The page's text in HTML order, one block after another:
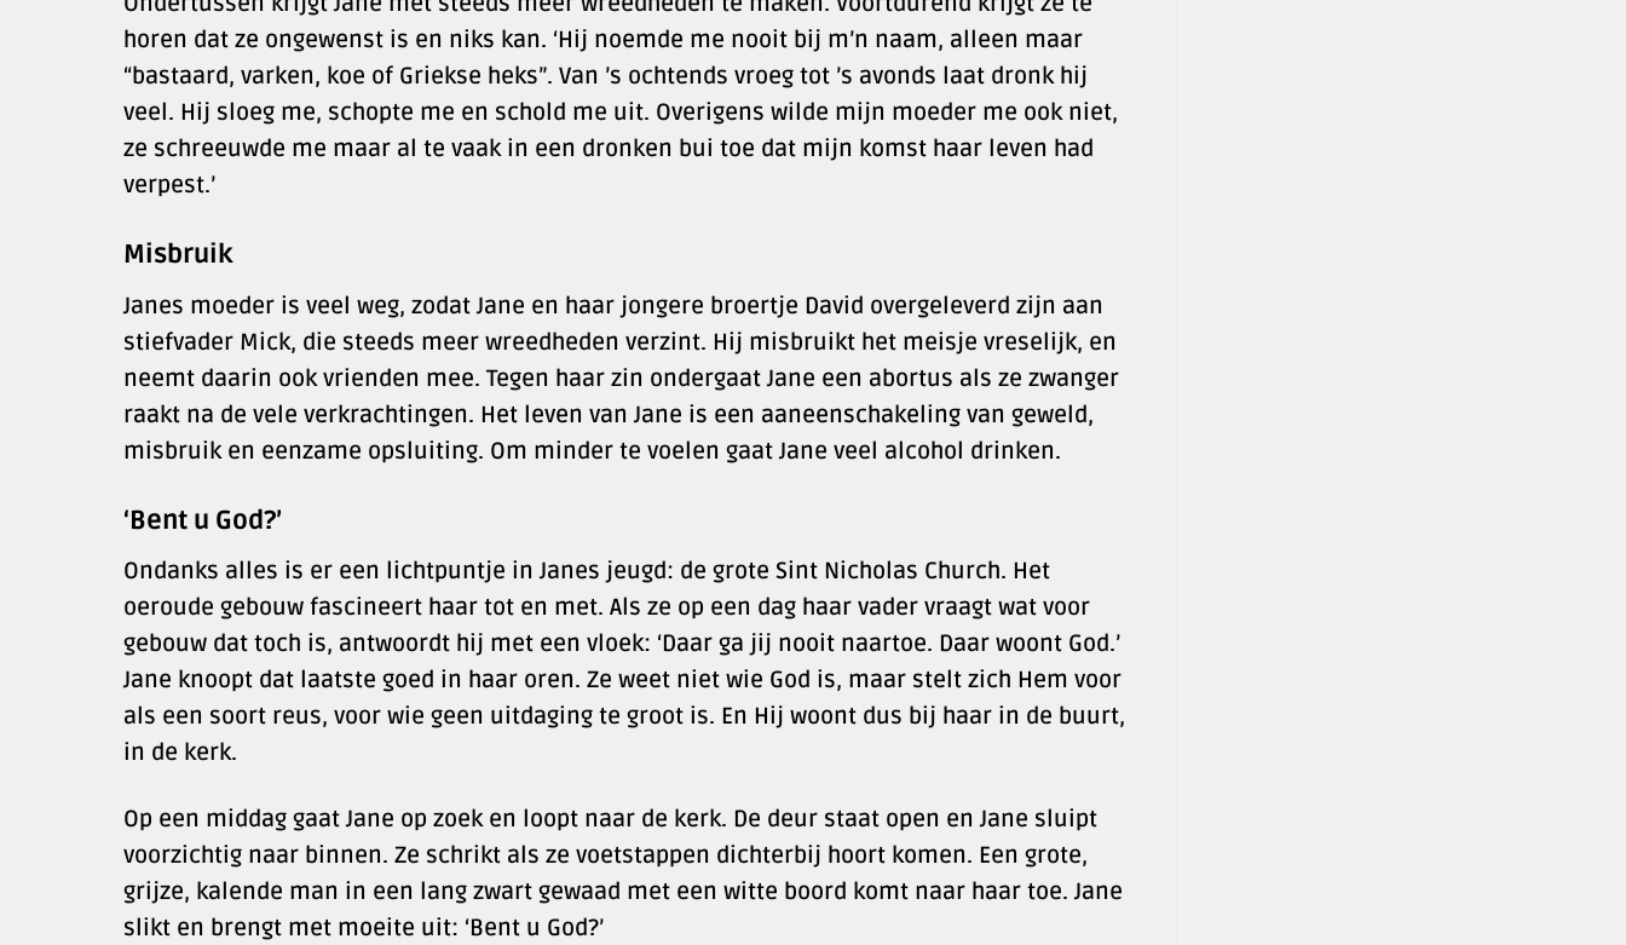
horen dat ze ongewenst is en niks kan. ‘Hij noemde me nooit bij m’n naam, alleen maar
“bastaard, varken, koe of Griekse heks”. Van ’s ochtends vroeg tot ’s avonds laat dronk hij
veel. Hij sloeg me, schopte me en schold me uit. Overigens wilde mijn moeder me ook niet,
ze schreeuwde me maar al te vaak in een dronken bui toe dat mijn komst haar leven had
verpest.’
Misbruik
Janes moeder is veel weg, zodat Jane en haar jongere broertje David overgeleverd zijn aan
stiefvader Mick, die steeds meer wreedheden verzint. Hij misbruikt het meisje vreselijk, en
neemt daarin ook vrienden mee. Tegen haar zin ondergaat Jane een abortus als ze zwanger
raakt na de vele verkrachtingen. Het leven van Jane is een aaneenschakeling van geweld,
misbruik en eenzame opsluiting. Om minder te voelen gaat Jane veel alcohol drinken.
‘Bent u God?’
Ondanks alles is er een lichtpuntje in Janes jeugd: de grote Sint Nicholas Church. Het
oeroude gebouw fascineert haar tot en met. Als ze op een dag haar vader vraagt wat voor
gebouw dat toch is, antwoordt hij met een vloek: ‘Daar ga jij nooit naartoe. Daar woont God.’
Jane knoopt dat laatste goed in haar oren. Ze weet niet wie God is, maar stelt zich Hem voor
als een soort reus, voor wie geen uitdaging te groot is. En Hij woont dus bij haar in de buurt,
in de kerk.
Op een middag gaat Jane op zoek en loopt naar de kerk. De deur staat open en Jane sluipt
voorzichtig naar binnen. Ze schrikt als ze voetstappen dichterbij hoort komen. Een grote,
grijze, kalende man in een lang zwart gewaad met een witte boord komt naar haar toe. Jane
slikt en brengt met moeite uit: ‘Bent u God?’